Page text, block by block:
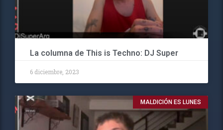
La columna de This is Techno: DJ Super
6 diciembre, 2023
MALDICIÓN ES LUNES